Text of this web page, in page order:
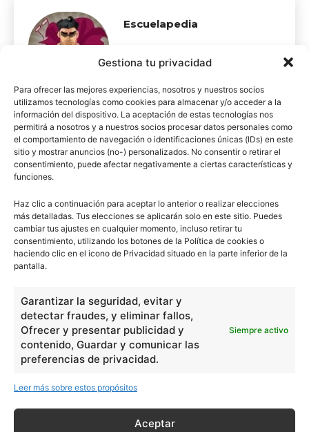
Gestiona tu privacidad
Para ofrecer las mejores experiencias, nosotros y nuestros socios
utilizamos tecnologías como cookies para almacenar y/o acceder a la
información del dispositivo. La aceptación de estas tecnologías nos
permitirá a nosotros y a nuestros socios procesar datos personales como
el comportamiento de navegación o identificaciones únicas (IDs) en este
sitio y mostrar anuncios (no-) personalizados. No consentir o retirar el
consentimiento, puede afectar negativamente a ciertas características y
funciones.
Haz clic a continuación para aceptar lo anterior o realizar elecciones
más detalladas. Tus elecciones se aplicarán solo en este sitio. Puedes
cambiar tus ajustes en cualquier momento, incluso retirar tu
consentimiento, utilizando los botones de la Política de cookies o
haciendo clic en el icono de Privacidad situado en la parte inferior de la
pantalla.
Garantizar la seguridad, evitar y
detectar fraudes, y eliminar fallos,
Ofrecer y presentar publicidad y
contenido, Guardar y comunicar las
preferencias de privacidad.
Siempre activo
Leer más sobre estos propósitos
Aceptar
Escuelapedia
Artículo anterior
Reutilización del agua en la
agricultura
Artículo siguiente
Biopiratería
ARTÍCULOS RELACIONADOS
Los ciclos biogeoquímicos
Transformaciones climáticas
Tucán